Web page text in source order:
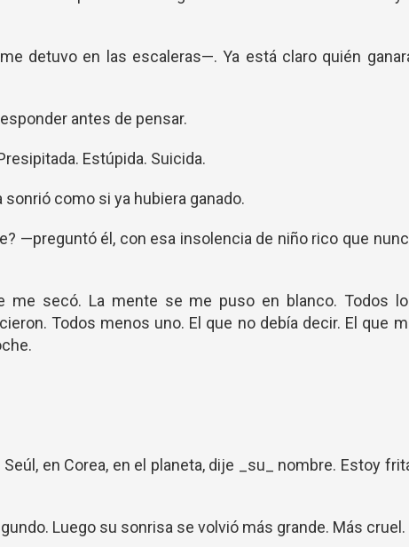
detuvo en las escaleras—. Ya está claro quién
antes de pensar.
Estúpida. Suicida.
como si ya hubiera ganado.
—preguntó él, con esa insolencia de niño rico que
me secó. La mente se me puso en blanco. Todos
Todos menos uno. El que no debía decir. El que
en Corea, en el planeta, dije _su_ nombre. Estoy
Luego su sonrisa se volvió más grande. Más cruel.